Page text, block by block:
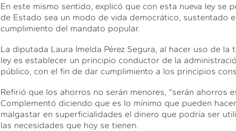
En este mismo sentido, explicó que con esta nueva ley se
de Estado sea un modo de vida democrático, sustentado
cumplimiento del mandato popular.
La diputada Laura Imelda Pérez Segura, al hacer uso de
ley es establecer un principio conductor de la
público, con el fin de dar cumplimiento a los principios
Refirió que los ahorros no serán menores, “serán ahorros
Complementó diciendo que es lo mínimo que pueden
malgastar en superficialidades el dinero que podría ser
las necesidades que hoy se tienen.